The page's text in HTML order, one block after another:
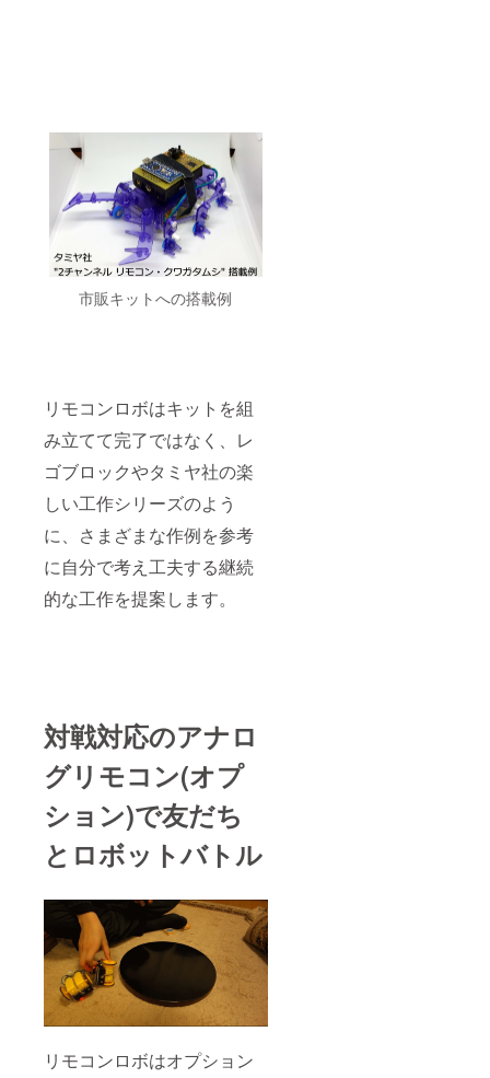
市販キットへの搭載例
リモコンロボはキットを組
み立てて完了ではなく、レ
ゴブロックやタミヤ社の楽
しい工作シリーズのよう
に、さまざまな作例を参考
に自分で考え工夫する継続
的な工作を提案します。
対戦対応のアナロ
グリモコン(オプ
ション)で友だち
とロボットバトル
リモコンロボはオプション